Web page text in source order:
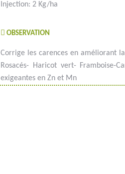
Injection: 2 Kg/ha
OBSERVATION
Corrige les carences en améliorant
Rosacés- Haricot vert- Framboise-
exigeantes en Zn et Mn